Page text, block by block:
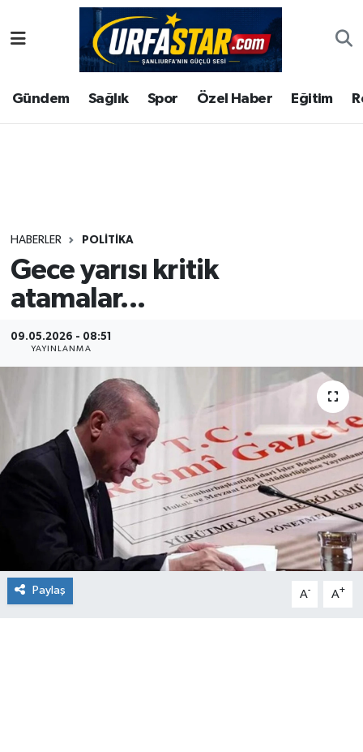
Gündem Sağlık Spor Özel Haber Eğitim
HABERLER POLITIKA
Gece yarısı kritik
atamalar...
09.05.2026 - 08:51
YAYINLANMA
Paylaş A- A+
ASAYİS
ÇEVRE
Gündem
Kültür
Magazin
Şanlıurfa Nöbetçi Eczaneler
Şanlıurfa Hava Durumu
Tüm Manşetler
Son Dakika Haberleri
Haber Arşivi